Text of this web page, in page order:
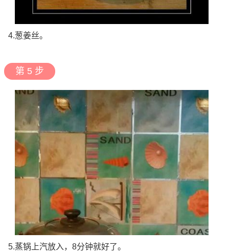
4.葱姜丝。
第 5 步
5.蒸锅上汽放入，8分钟就好了。